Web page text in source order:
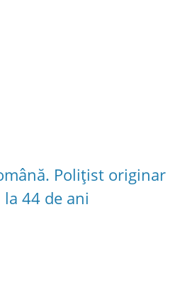
Polițist originar
44 de ani